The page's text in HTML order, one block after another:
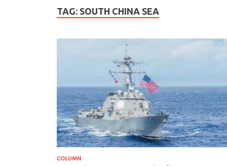
TAG: SOUTH CHINA SEA
COLUMN